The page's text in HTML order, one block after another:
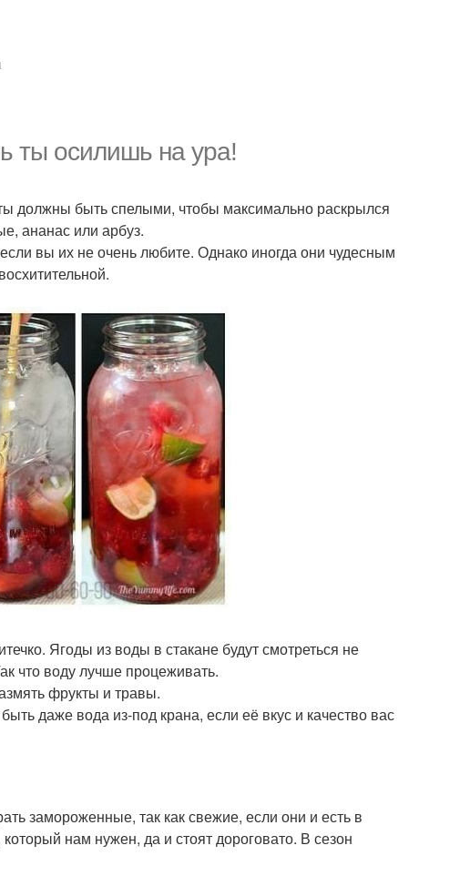
ты осилишь на ура!
должны быть спелыми, чтобы максимально раскрылся
ананас или арбуз.
вы их не очень любите. Однако иногда они чудесным
Ягоды из воды в стакане будут смотреться не
что воду лучше процеживать.
фрукты и травы.
даже вода из-под крана, если её вкус и качество вас
замороженные, так как свежие, если они и есть в
нам нужен, да и стоят дороговато. В сезон